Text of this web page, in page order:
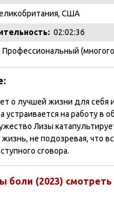
США
02:02:36
Профессиональный
о лучшей жизни для себя
устраивается на работу в
Лизы
не подозревая, что
сговора.
боли (2023) смотреть